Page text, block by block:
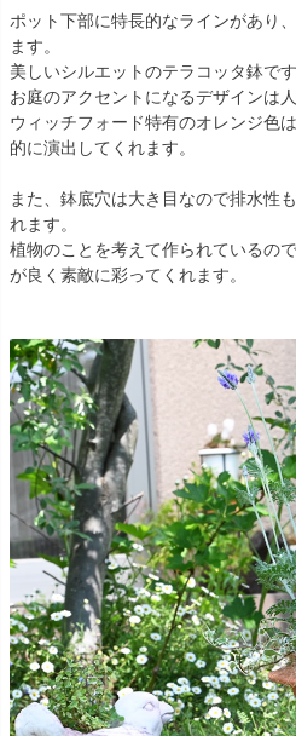
ポット下部に特長的なラインがあり
ます。
美しいシルエットのテラコッタ鉢です
お庭のアクセントになるデザインは
ウィッチフォード特有のオレンジ色
的に演出してくれます。
また、鉢底穴は大き目なので排水性
れます。
植物のことを考えて作られているの
が良く素敵に彩ってくれます。